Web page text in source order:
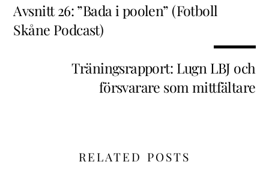
Avsnitt 26: ”Bada i poolen” (Fotboll
Skåne Podcast)
Träningsrapport: Lugn LBJ och
försvarare som mittfältare
RELATED POSTS